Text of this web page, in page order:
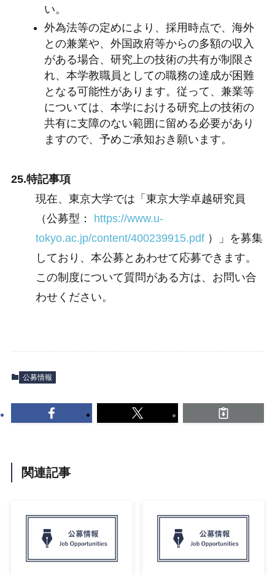
い。
外為法等の定めにより、採用時点で、海外
との兼業や、外国政府等からの多額の収入
がある場合、研究上の技術の共有が制限さ
れ、本学教職員としての職務の達成が困難
となる可能性があります。従って、兼業等
については、本学における研究上の技術の
共有に支障のない範囲に留める必要があり
ますので、予めご承知おき願います。
25.特記事項
現在、東京大学では「東京大学卓越研究員
（公募型：
https://www.u-
tokyo.ac.jp/content/400239915.pdf）」を募集
しており、本公募とあわせて応募できます。
この制度について質問がある方は、お問い合
わせください。
公募情報
関連記事